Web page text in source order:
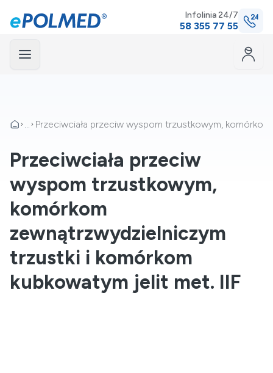
Infolinia 24/7
58 355 77 55
... Przeciwciała przeciw wyspom trzustkowym,
Przeciwciała przeciw
wyspom trzustkowym,
komórkom
zewnątrzwydzielniczym
trzustki i komórkom
kubkowatym jelit met. IIF